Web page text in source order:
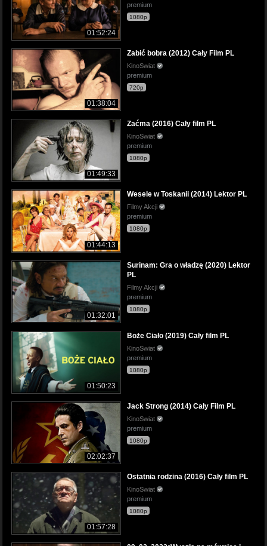
01:52:24
premium
1080p
01:38:04
Zabić bobra (2012) Cały Film PL
KinoSwiat
premium
720p
01:49:33
Zaćma (2016) Cały film PL
KinoSwiat
premium
1080p
01:44:13
Wesele w Toskanii (2014) Lektor PL
Filmy Akcji
premium
1080p
01:32:01
Surinam: Gra o władzę (2020) Lektor
PL
Filmy Akcji
premium
1080p
01:50:23
Boże Ciało (2019) Cały film PL
KinoSwiat
premium
1080p
02:02:37
Jack Strong (2014) Cały Film PL
KinoSwiat
premium
1080p
01:57:28
Ostatnia rodzina (2016) Cały film PL
KinoSwiat
premium
1080p